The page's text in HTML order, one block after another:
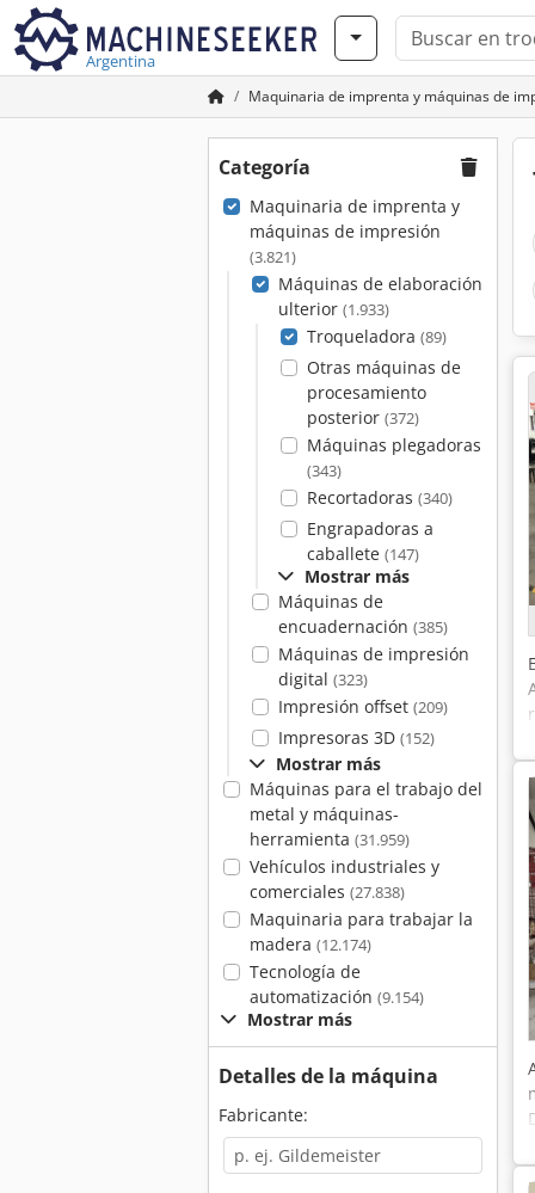
Argentina
Maquinaria de imprenta y máquinas de
Categoría
Maquinaria de imprenta y
máquinas de impresión
(3.821)
Máquinas de elaboración
ulterior (1.933)
Troqueladora (89)
Otras máquinas de
procesamiento
posterior (372)
Máquinas plegadoras
(343)
Recortadoras (340)
Engrapadoras a
caballete (147)
Mostrar más
Máquinas de
encuadernación (385)
Máquinas de impresión
digital (323)
Impresión offset (209)
Impresoras 3D (152)
Mostrar más
Máquinas para el trabajo del
metal y máquinas-
herramienta (31.959)
Vehículos industriales y
comerciales (27.838)
Maquinaria para trabajar la
madera (12.174)
Tecnología de
automatización (9.154)
Mostrar más
Detalles de la máquina
Fabricante: